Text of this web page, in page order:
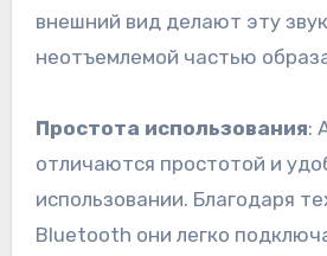
внешний вид делают эту
неотъемлемой частью
Простота использования:
отличаются простотой и
использовании. Благодаря
Bluetooth они легко